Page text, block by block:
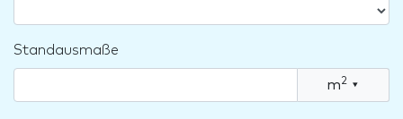
Standausmaße
m2 ▾